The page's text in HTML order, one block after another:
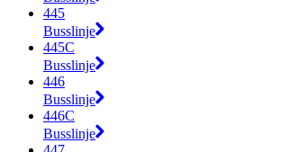
445
Busslinje
445C
Busslinje
446
Busslinje
446C
Busslinje